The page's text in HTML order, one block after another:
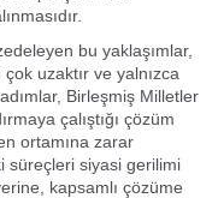
bu yaklaşımlar,
uzaktır ve yalnızca
Birleşmiş Milletler
çalıştığı çözüm
ortamına zarar
süreçleri siyasi gerilimi
kapsamlı çözüme